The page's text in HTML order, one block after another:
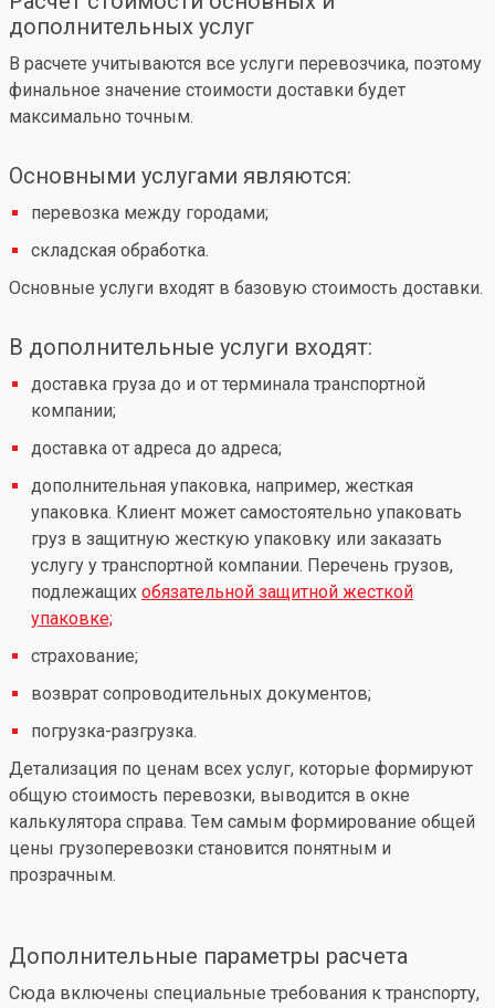
дополнительных услуг
В расчете учитываются все услуги перевозчика, поэтому
финальное значение стоимости доставки будет
максимально точным.
Основными услугами являются:
перевозка между городами;
складская обработка.
Основные услуги входят в базовую стоимость доставки.
В дополнительные услуги входят:
доставка груза до и от терминала транспортной
компании;
доставка от адреса до адреса;
дополнительная упаковка, например, жесткая
упаковка. Клиент может самостоятельно упаковать
груз в защитную жесткую упаковку или заказать
услугу у транспортной компании. Перечень грузов,
подлежащих обязательной защитной жесткой
упаковке;
страхование;
возврат сопроводительных документов;
погрузка-разгрузка.
Детализация по ценам всех услуг, которые формируют
общую стоимость перевозки, выводится в окне
калькулятора справа. Тем самым формирование общей
цены грузоперевозки становится понятным и
прозрачным.
Дополнительные параметры расчета
Сюда включены специальные требования к транспорту,